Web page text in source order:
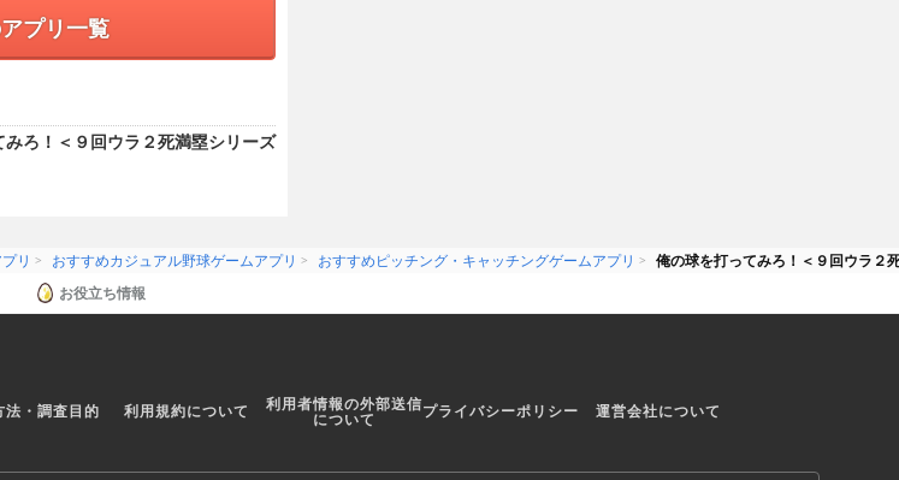
プリ一覧
ろ！＜９回ウラ２死満塁シリーズ
リ おすすめカジュアル野球ゲームアプリ おすすめピッチング・キャッチングゲームアプリ
俺の球を打ってみろ！＜９回ウラ２
お役立ち情報
法・調査目的 利用規約について 利用者情報の外部送信
について プライバシーポリシー 運営会社について